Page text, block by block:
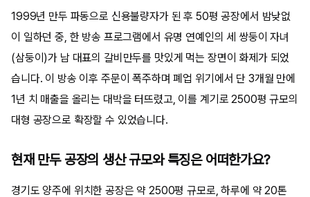
1999년 만두 파동으로 신용불량자가 된 후 50평 공장에서 밤낮없
이 일하던 중, 한 방송 프로그램에서 유명 연예인의 세 쌍둥이 자녀
(삼둥이)가 남 대표의 갈비만두를 맛있게 먹는 장면이 화제가 되었
습니다. 이 방송 이후 주문이 폭주하며 폐업 위기에서 단 3개월 만에
1년 치 매출을 올리는 대박을 터뜨렸고, 이를 계기로 2500평 규모의
대형 공장으로 확장할 수 있었습니다.
현재 만두 공장의 생산 규모와 특징은 어떠한가요?
경기도 양주에 위치한 공장은 약 2500평 규모로, 하루에 약 20톤